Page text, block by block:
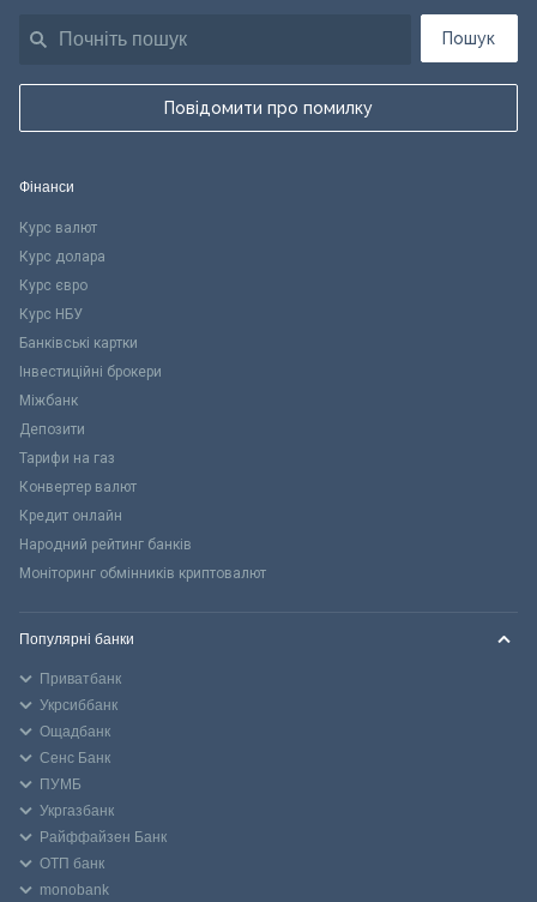
Пошук
Повідомити про помилку
Фінанси
Курс валют
Курс долара
Курс євро
Курс НБУ
Банківські картки
Інвестиційні брокери
Міжбанк
Депозити
Тарифи на газ
Конвертер валют
Кредит онлайн
Народний рейтинг банків
Моніторинг обмінників криптовалют
Популярні банки
Приватбанк
Укрсиббанк
Ощадбанк
Сенс Банк
ПУМБ
Укргазбанк
Райффайзен Банк
ОТП банк
monobank